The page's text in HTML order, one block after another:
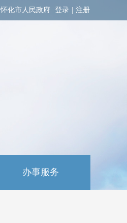
怀化市人民政府 登录 注册
办事服务